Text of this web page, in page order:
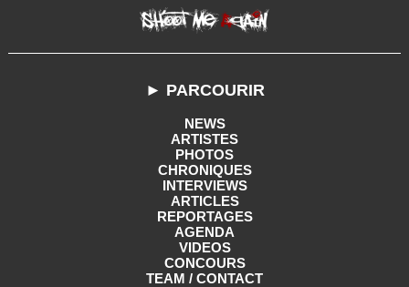
► PARCOURIR
NEWS
ARTISTES
PHOTOS
CHRONIQUES
INTERVIEWS
ARTICLES
REPORTAGES
AGENDA
VIDEOS
CONCOURS
TEAM / CONTACT